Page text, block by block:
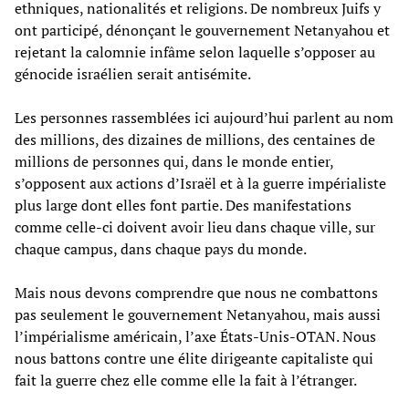
ethniques, nationalités et religions. De nombreux Juifs y
ont participé, dénonçant le gouvernement Netanyahou et
rejetant la calomnie infâme selon laquelle s’opposer au
génocide israélien serait antisémite.
Les personnes rassemblées ici aujourd’hui parlent au nom
des millions, des dizaines de millions, des centaines de
millions de personnes qui, dans le monde entier,
s’opposent aux actions d’Israël et à la guerre impérialiste
plus large dont elles font partie. Des manifestations
comme celle-ci doivent avoir lieu dans chaque ville, sur
chaque campus, dans chaque pays du monde.
Mais nous devons comprendre que nous ne combattons
pas seulement le gouvernement Netanyahou, mais aussi
l’impérialisme américain, l’axe États-Unis-OTAN. Nous
nous battons contre une élite dirigeante capitaliste qui
fait la guerre chez elle comme elle la fait à l’étranger.